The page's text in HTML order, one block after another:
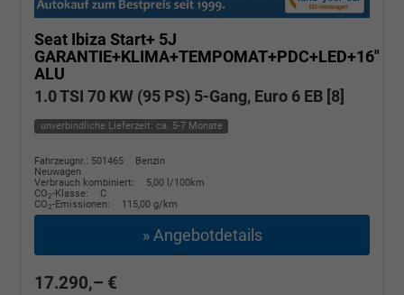
Seat Ibiza Start+ 5J
GARANTIE+KLIMA+TEMPOMAT+PDC+LED+16"
ALU
1.0 TSI 70 KW (95 PS) 5-Gang, Euro 6 EB [8]
unverbindliche Lieferzeit: ca. 5-7 Monate
Fahrzeugnr.: 501465
Benzin
Neuwagen
Verbrauch kombiniert:
5,00 l/100km
CO2-Klasse:
C
CO2-Emissionen: 115,00 g/km
» Angebotdetails
17.290,– €